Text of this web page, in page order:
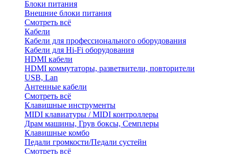
Блоки питания
Внешние блоки питания
Смотреть всё
Кабели
Кабели для профессионального оборудования
Кабели для Hi-Fi оборудования
HDMI кабели
HDMI коммутаторы, разветвители, повторители
USB, Lan
Антенные кабели
Смотреть всё
Клавишные инструменты
MIDI клавиатуры / MIDI контроллеры
Драм машины, Грув боксы, Семплеры
Клавишные комбо
Педали громкости/Педали сустейн
Смотреть всё